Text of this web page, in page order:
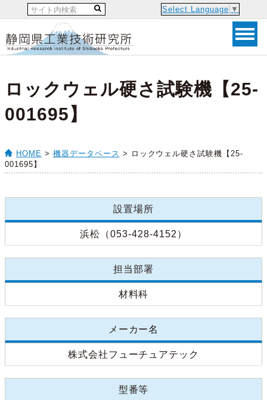
Select Language ▼
ロックウェル硬さ試験機【25-
001695】
HOME > 機器データベース > ロックウェル硬さ試験機【25-
001695】
設置場所
浜松（053-428-4152）
担当部署
材料科
メーカー名
株式会社フューチュアテック
型番等